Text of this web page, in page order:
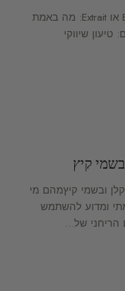
תוכן ענייניםEau de Toilette, Eau de Parfum או Extrait: מה באמת
שיווקי
קיץ
ובשמי קיץמהם מי
ומדוע להשתמש
הריחני של…